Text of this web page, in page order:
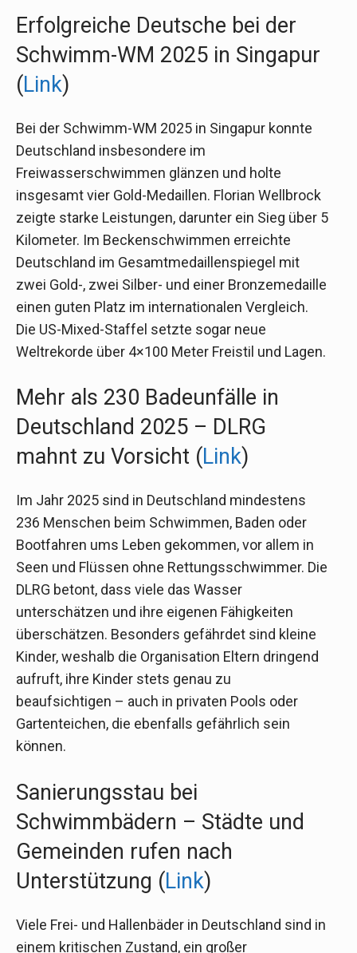
Erfolgreiche Deutsche bei der
Schwimm-WM 2025 in Singapur
(Link)
Bei der Schwimm-WM 2025 in Singapur konnte
Deutschland insbesondere im
Freiwasserschwimmen glänzen und holte
insgesamt vier Gold-Medaillen. Florian Wellbrock
zeigte starke Leistungen, darunter ein Sieg über 5
Kilometer. Im Beckenschwimmen erreichte
Deutschland im Gesamtmedaillenspiegel mit
zwei Gold-, zwei Silber- und einer Bronzemedaille
einen guten Platz im internationalen Vergleich.
Die US-Mixed-Staffel setzte sogar neue
Weltrekorde über 4×100 Meter Freistil und Lagen.
Mehr als 230 Badeunfälle in
Deutschland 2025 – DLRG
mahnt zu Vorsicht (Link)
Im Jahr 2025 sind in Deutschland mindestens
236 Menschen beim Schwimmen, Baden oder
Bootfahren ums Leben gekommen, vor allem in
Seen und Flüssen ohne Rettungsschwimmer. Die
DLRG betont, dass viele das Wasser
unterschätzen und ihre eigenen Fähigkeiten
überschätzen. Besonders gefährdet sind kleine
Kinder, weshalb die Organisation Eltern dringend
aufruft, ihre Kinder stets genau zu
beaufsichtigen – auch in privaten Pools oder
Gartenteichen, die ebenfalls gefährlich sein
können.
Sanierungsstau bei
Schwimmbädern – Städte und
Gemeinden rufen nach
Unterstützung (Link)
Viele Frei- und Hallenbäder in Deutschland sind in
einem kritischen Zustand, ein großer